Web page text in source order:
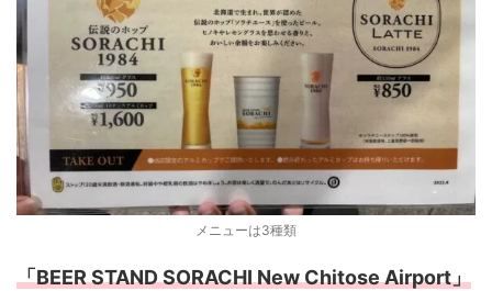
メニューは3種類
「BEER STAND SORACHI New Chitose Airport」